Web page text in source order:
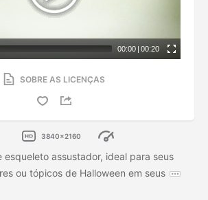
00:00 | 00:20
SOBRE AS LICENÇAS
3840x2160
esqueleto assustador, ideal para seus
ou tópicos de Halloween em seus